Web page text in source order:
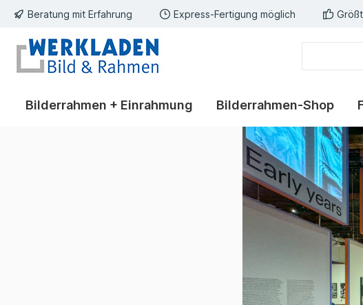
Zur Hauptnavigation springen
Beratung mit Erfahrung Express-Fertigung möglich
Bilderrahmen + Einrahmung Bilderrahmen-Shop